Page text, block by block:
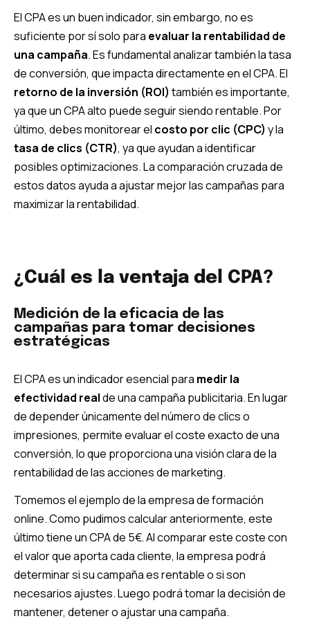
El CPA es un buen indicador, sin embargo, no es
suficiente por sí solo para evaluar la rentabilidad de
una campaña. Es fundamental analizar también la tasa
de conversión, que impacta directamente en el CPA. El
retorno de la inversión (ROI)también es importante,
ya que un CPA alto puede seguir siendo rentable. Por
último, debes monitorear el costo por clic (CPC) y la
tasa de clics (CTR), ya que ayudan a identificar
posibles optimizaciones. La comparación cruzada de
estos datos ayuda a ajustar mejor las campañas para
maximizar la rentabilidad.
¿Cuál es la ventaja del CPA?
Medición de la eficacia de las
campañas para tomar decisiones
estratégicas
El CPA es un indicador esencial para medir la
efectividad realde una campaña publicitaria. En lugar
de depender únicamente del número de clics o
impresiones, permite evaluar el coste exacto de una
conversión, lo que proporciona una visión clara de la
rentabilidad de las acciones de marketing.
Tomemos el ejemplo de la empresa de formación
online. Como pudimos calcular anteriormente, este
último tiene un CPA de 5€. Al comparar este coste con
el valor que aporta cada cliente, la empresa podrá
determinar si su campaña es rentable o si son
necesarios ajustes. Luego podrá tomar la decisión de
mantener, detener o ajustar una campaña.